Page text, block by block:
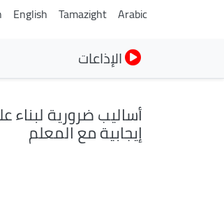
Arabic
Tamazight
English
الإذاعات
أساليب ضرورية لبناء
إيجابية مع المعلم